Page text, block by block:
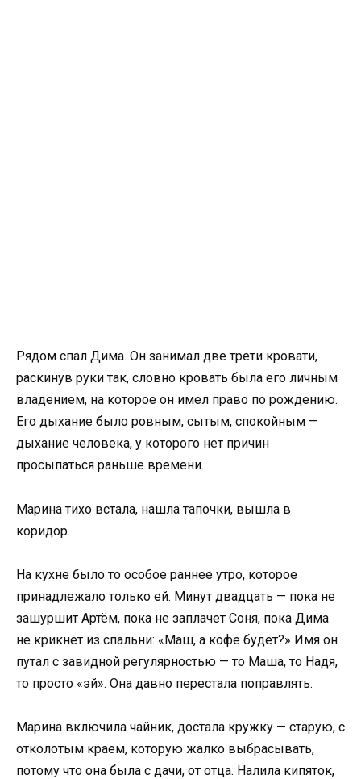
Рядом спал Дима. Он занимал две трети кровати,
раскинув руки так, словно кровать была его личным
владением, на которое он имел право по рождению.
Его дыхание было ровным, сытым, спокойным —
дыхание человека, у которого нет причин
просыпаться раньше времени.
Марина тихо встала, нашла тапочки, вышла в
коридор.
На кухне было то особое раннее утро, которое
принадлежало только ей. Минут двадцать — пока не
зашуршит Артём, пока не заплачет Соня, пока Дима
не крикнет из спальни: «Маш, а кофе будет?» Имя он
путал с завидной регулярностью — то Маша, то Надя,
то просто «эй». Она давно перестала поправлять.
Марина включила чайник, достала кружку — старую, с
отколотым краем, которую жалко выбрасывать,
потому что она была с дачи, от отца. Налила кипяток,